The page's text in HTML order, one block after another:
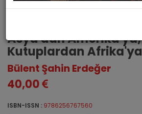
Asya'dan Amerika'ya,
Kutuplardan Afrika'ya
Bülent Şahin Erdeğer
40,00
ISBN-ISSN : 9786256767560